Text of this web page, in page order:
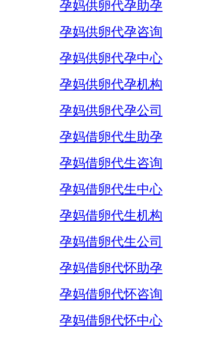
孕妈供卵代孕助孕
孕妈供卵代孕咨询
孕妈供卵代孕中心
孕妈供卵代孕机构
孕妈供卵代孕公司
孕妈借卵代生助孕
孕妈借卵代生咨询
孕妈借卵代生中心
孕妈借卵代生机构
孕妈借卵代生公司
孕妈借卵代怀助孕
孕妈借卵代怀咨询
孕妈借卵代怀中心